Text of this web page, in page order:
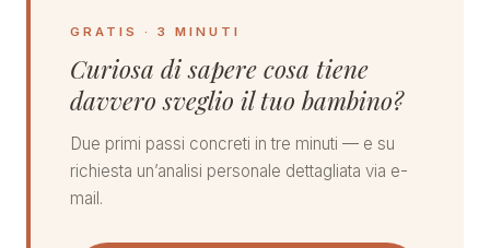
GRATIS · 3 MINUTI
Curiosa di sapere cosa tiene
davvero sveglio il tuo bambino?
Due primi passi concreti in tre minuti — e su
richiesta un’analisi personale dettagliata via e-
mail.